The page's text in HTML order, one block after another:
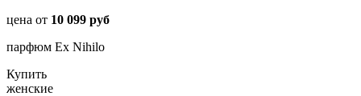
цена от 10 099 руб
парфюм Ex Nihilo
Купить
женские